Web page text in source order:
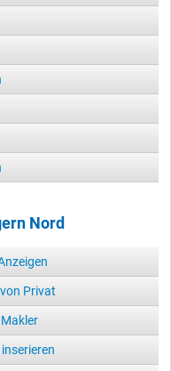
Nord
Privat